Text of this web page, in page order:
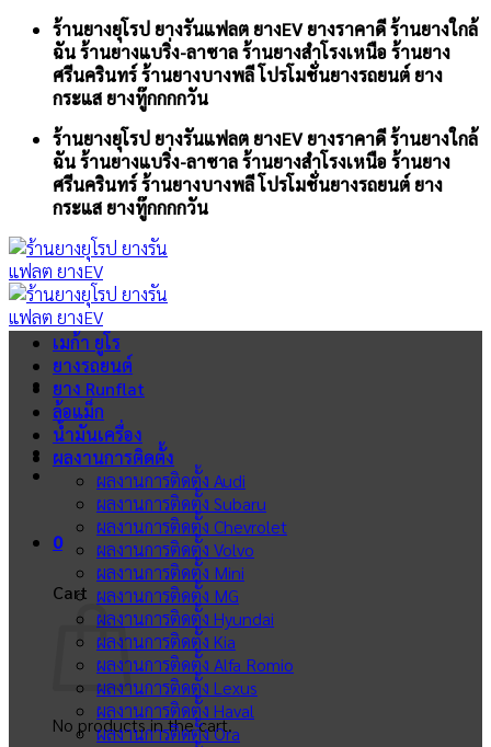
Skip
content
ร้านยางยุโรป ยางรันแฟลต ยางEV ยางราคาดี ร้านยางใกล้
ฉัน ร้านยางแบริ่ง-ลาซาล ร้านยางสำโรงเหนือ ร้านยาง
ศรีนครินทร์ ร้านยางบางพลี โปรโมชั่นยางรถยนต์ ยาง
กระแส ยางทู๊กกกกวัน
ร้านยางยุโรป ยางรันแฟลต ยางEV ยางราคาดี ร้านยางใกล้
ฉัน ร้านยางแบริ่ง-ลาซาล ร้านยางสำโรงเหนือ ร้านยาง
ศรีนครินทร์ ร้านยางบางพลี โปรโมชั่นยางรถยนต์ ยาง
กระแส ยางทู๊กกกกวัน
0
Cart
No products in the cart.
เมก้า ยูโร
ยางรถยนต์
ยาง Runflat
ล้อแม็ก
น้ำมันเครื่อง
ผลงานการติดตั้ง
ผลงานการติดตั้ง Audi
ผลงานการติดตั้ง Subaru
ผลงานการติดตั้ง Chevrolet
ผลงานการติดตั้ง Volvo
ผลงานการติดตั้ง Mini
ผลงานการติดตั้ง MG
ผลงานการติดตั้ง Hyundai
ผลงานการติดตั้ง Kia
ผลงานการติดตั้ง Alfa Romio
ผลงานการติดตั้ง Lexus
ผลงานการติดตั้ง Haval
ผลงานการติดตั้ง Ora